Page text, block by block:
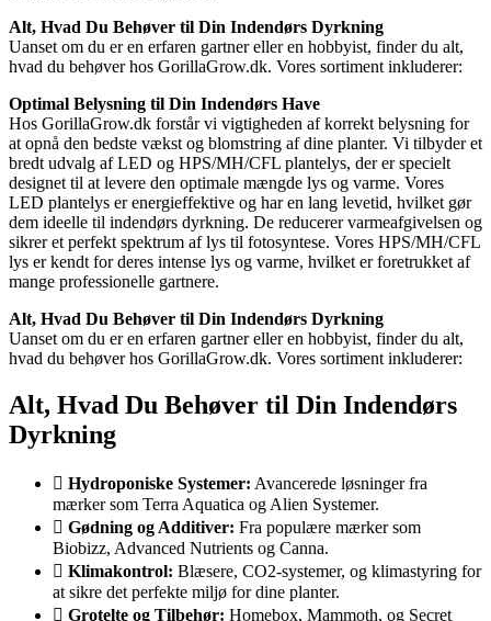
Alt, Hvad Du Behøver til Din Indendørs Dyrkning
Uanset om du er en erfaren gartner eller en hobbyist, finder du alt,
hvad du behøver hos GorillaGrow.dk. Vores sortiment inkluderer:
Optimal Belysning til Din Indendørs Have
Hos GorillaGrow.dk forstår vi vigtigheden af korrekt belysning for
at opnå den bedste vækst og blomstring af dine planter. Vi tilbyder et
bredt udvalg af LED og HPS/MH/CFL plantelys, der er specielt
designet til at levere den optimale mængde lys og varme. Vores
LED plantelys er energieffektive og har en lang levetid, hvilket gør
dem ideelle til indendørs dyrkning. De reducerer varmeafgivelsen og
sikrer et perfekt spektrum af lys til fotosyntese. Vores HPS/MH/CFL
lys er kendt for deres intense lys og varme, hvilket er foretrukket af
mange professionelle gartnere.
Alt, Hvad Du Behøver til Din Indendørs Dyrkning
Uanset om du er en erfaren gartner eller en hobbyist, finder du alt,
hvad du behøver hos GorillaGrow.dk. Vores sortiment inkluderer:
Alt, Hvad Du Behøver til Din Indendørs
Dyrkning
Hydroponiske Systemer: Avancerede løsninger fra
mærker som Terra Aquatica og Alien Systemer.
Gødning og Additiver: Fra populære mærker som
Biobizz, Advanced Nutrients og Canna.
Klimakontrol: Blæsere, CO2-systemer, og klimastyring for
at sikre det perfekte miljø for dine planter.
Grotelte og Tilbehør: Homebox, Mammoth, og Secret